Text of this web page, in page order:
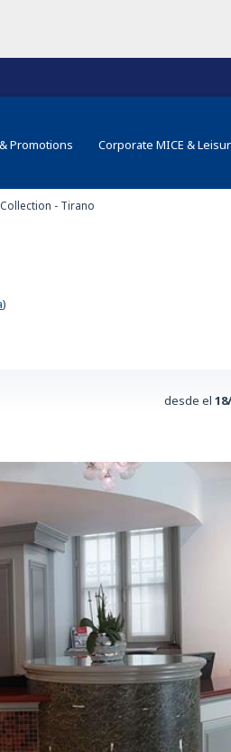
Promotions Corporate MICE &
- Tirano
)
desde el